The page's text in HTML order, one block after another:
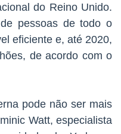
do Reino Unido.
pessoas de todo o
eficiente e, até 2020,
de acordo com o
pode não ser mais
Watt, especialista